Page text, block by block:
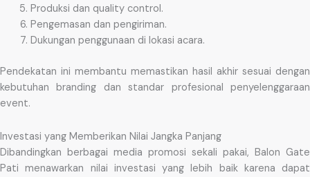
Produksi dan quality control.
Pengemasan dan pengiriman.
Dukungan penggunaan di lokasi acara.
Pendekatan ini membantu memastikan hasil akhir sesuai dengan
kebutuhan branding dan standar profesional penyelenggaraan
event.
Investasi yang Memberikan Nilai Jangka Panjang
Dibandingkan berbagai media promosi sekali pakai, Balon Gate
Pati menawarkan nilai investasi yang lebih baik karena dapat